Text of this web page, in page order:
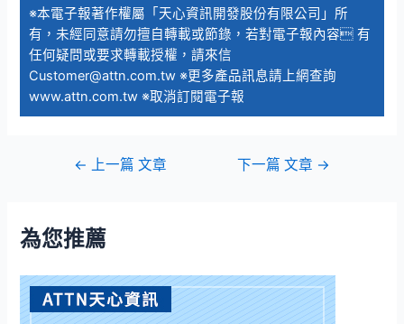
※本電子報著作權屬「天心資訊開發股份有限公司」所
有，未經同意請勿擅自轉載或節錄，若對電子報內容 有
任何疑問或要求轉載授權，請來信
Customer@attn.com.tw ※更多產品訊息請上網查詢
www.attn.com.tw ※取消訂閱電子報
← 上一篇 文章 下一篇 文章 →
為您推薦